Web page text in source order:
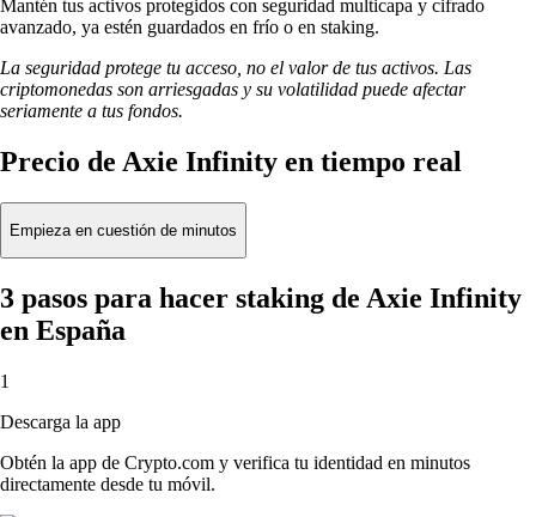
Mantén tus activos protegidos con seguridad multicapa y cifrado
avanzado, ya estén guardados en frío o en staking.
La seguridad protege tu acceso, no el valor de tus activos. Las
criptomonedas son arriesgadas y su volatilidad puede afectar
seriamente a tus fondos.
Precio de Axie Infinity en tiempo real
Empieza en cuestión de minutos
3 pasos para hacer staking de Axie Infinity
en España
1
Descarga la app
Obtén la app de Crypto.com y verifica tu identidad en minutos
directamente desde tu móvil.